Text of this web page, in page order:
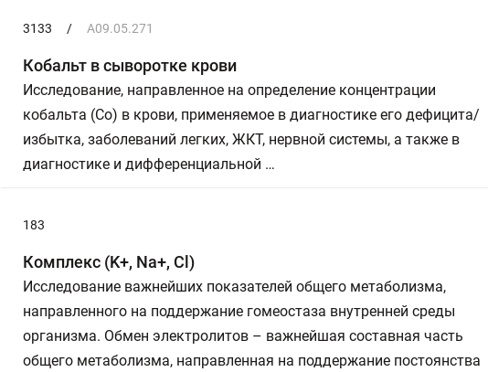
3133 / A09.05.271
Кобальт в сыворотке крови
Исследование, направленное на определение концентрации
кобальта (Со) в крови, применяемое в диагностике его дефицита/
избытка, заболеваний легких, ЖКТ, нервной системы, а также в
диагностике и дифференциальной …
183
Комплекс (K+, Na+, Cl)
Исследование важнейших показателей общего метаболизма,
направленного на поддержание гомеостаза внутренней среды
организма. Обмен электролитов – важнейшая составная часть
общего метаболизма, направленная на поддержание постоянства